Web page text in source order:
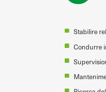
Stabilire
Condurre